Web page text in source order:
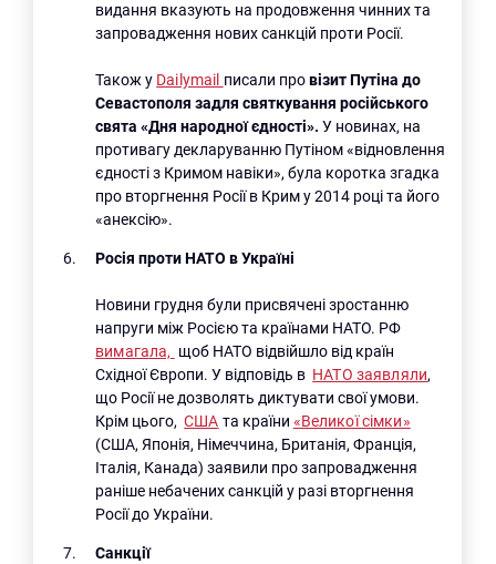
видання вказують на продовження чинних та
запровадження нових санкцій проти Росії.
Також у Dailymail писали провізит Путіна до
Севастополя задля святкування російського
свята «Дня народної єдності». У новинах, на
противагу декларуванню Путіном «відновлення
єдності з Кримом навіки», була коротка згадка
про вторгнення Росії в Крим у 2014 році та його
«анексію».
Росія проти НАТО в Україні
Новини грудня були присвячені зростанню
напруги між Росією та країнами НАТО. РФ
вимагала, щоб НАТО відвійшло від країн
Східної Європи. У відповідь в НАТО заявляли,
що Росії не дозволять диктувати свої умови.
Крім цього,США та країни «Великої сімки»
(США, Японія, Німеччина, Британія, Франція,
Італія, Канада) заявили про запровадження
раніше небачених санкцій у разі вторгнення
Росії до України.
Санкції